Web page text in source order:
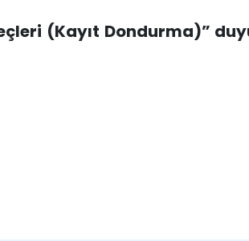
(Kayıt Dondurma)”